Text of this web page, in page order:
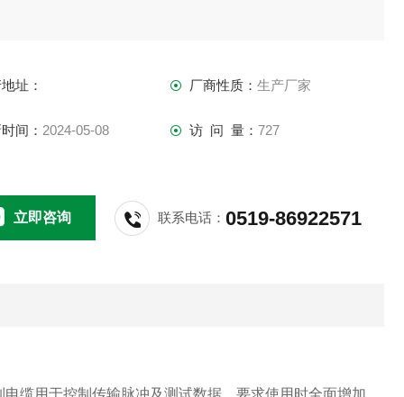
址： 厂商性质： 生产厂家
间： 2024-05-08 访 问 量： 727
立即咨询 联系电话：0519-86922571
缆用于控制传输脉冲及测试数据。要求使用时全面增加